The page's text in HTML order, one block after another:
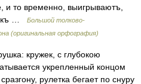
и то временно, выигрываютъ,
…
Большой толково-
(оригинальная орфография)
кружек, с глубокою
укрепленный концом
рулетка бегает по снуру